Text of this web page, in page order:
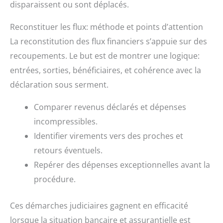
disparaissent ou sont déplacés.
Reconstituer les flux: méthode et points d’attention
La reconstitution des flux financiers s’appuie sur des
recoupements. Le but est de montrer une logique:
entrées, sorties, bénéficiaires, et cohérence avec la
déclaration sous serment.
Comparer revenus déclarés et dépenses
incompressibles.
Identifier virements vers des proches et
retours éventuels.
Repérer des dépenses exceptionnelles avant la
procédure.
Ces démarches judiciaires gagnent en efficacité
lorsque la situation bancaire et assurantielle est